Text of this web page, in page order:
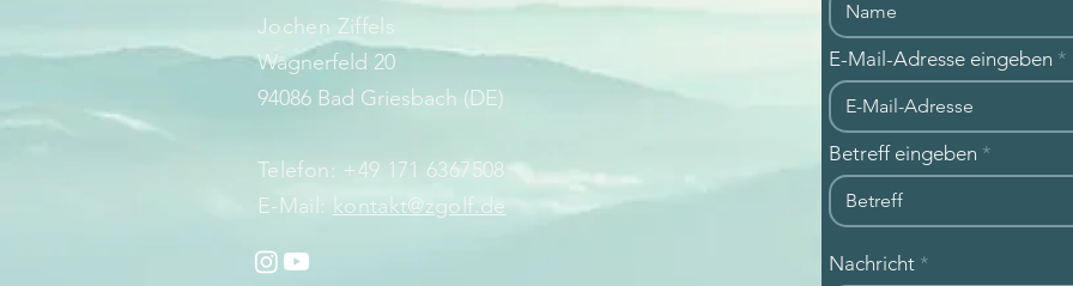
Jochen Ziffels
Wagnerfeld 20
94086 Bad Griesbach (DE)
Telefon: +49 171 6367508
E-Mail: kontakt@zgolf.de
E-Mail-Adresse eingeben
Betreff eingeben
Nachricht